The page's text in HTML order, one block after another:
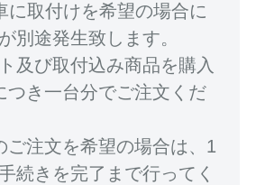
に取付けを希望の場合に
別途発生致します。
及び取付込み商品を購入
つき一台分でご注文くだ
注文を希望の場合は、1
続きを完了まで行ってく